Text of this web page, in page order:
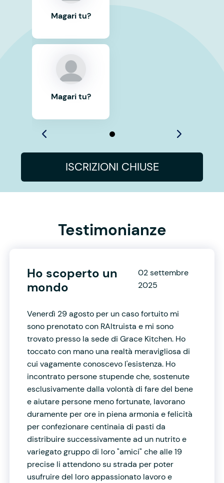
Magari tu?
Magari tu?
ISCRIZIONI CHIUSE
Testimonianze
Ho scoperto un
mondo
02 settembre
2025
Venerdì 29 agosto per un caso fortuito mi
sono prenotato con RAltruista e mi sono
trovato presso la sede di Grace Kitchen. Ho
toccato con mano una realtà meravigliosa di
cui vagamente conoscevo l'esistenza. Ho
incontrato persone stupende che, sostenute
esclusivamente dalla volontà di fare del bene
e aiutare persone meno fortunate, lavorano
duramente per ore in piena armonia e felicità
per confezionare centinaia di pasti da
distribuire successivamente ad un nutrito e
variegato gruppo di loro "amici" che alle 19
precise li attendono su strada per poter
usufruire del loro appassionato lavoro e